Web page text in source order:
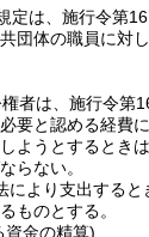
定は、施行令第
団体の職員に対
者は、施行令第
要と認める経費
ようとするときは
らない。
により支出する
ものとする。
資金の精算)